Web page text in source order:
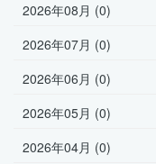
2026年08月 (0)
2026年07月 (0)
2026年06月 (0)
2026年05月 (0)
2026年04月 (0)